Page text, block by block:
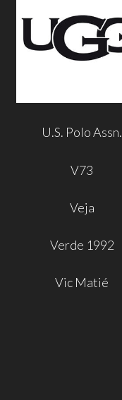
U.S. Polo Assn.
V73
Veja
Verde 1992
Vic Matié